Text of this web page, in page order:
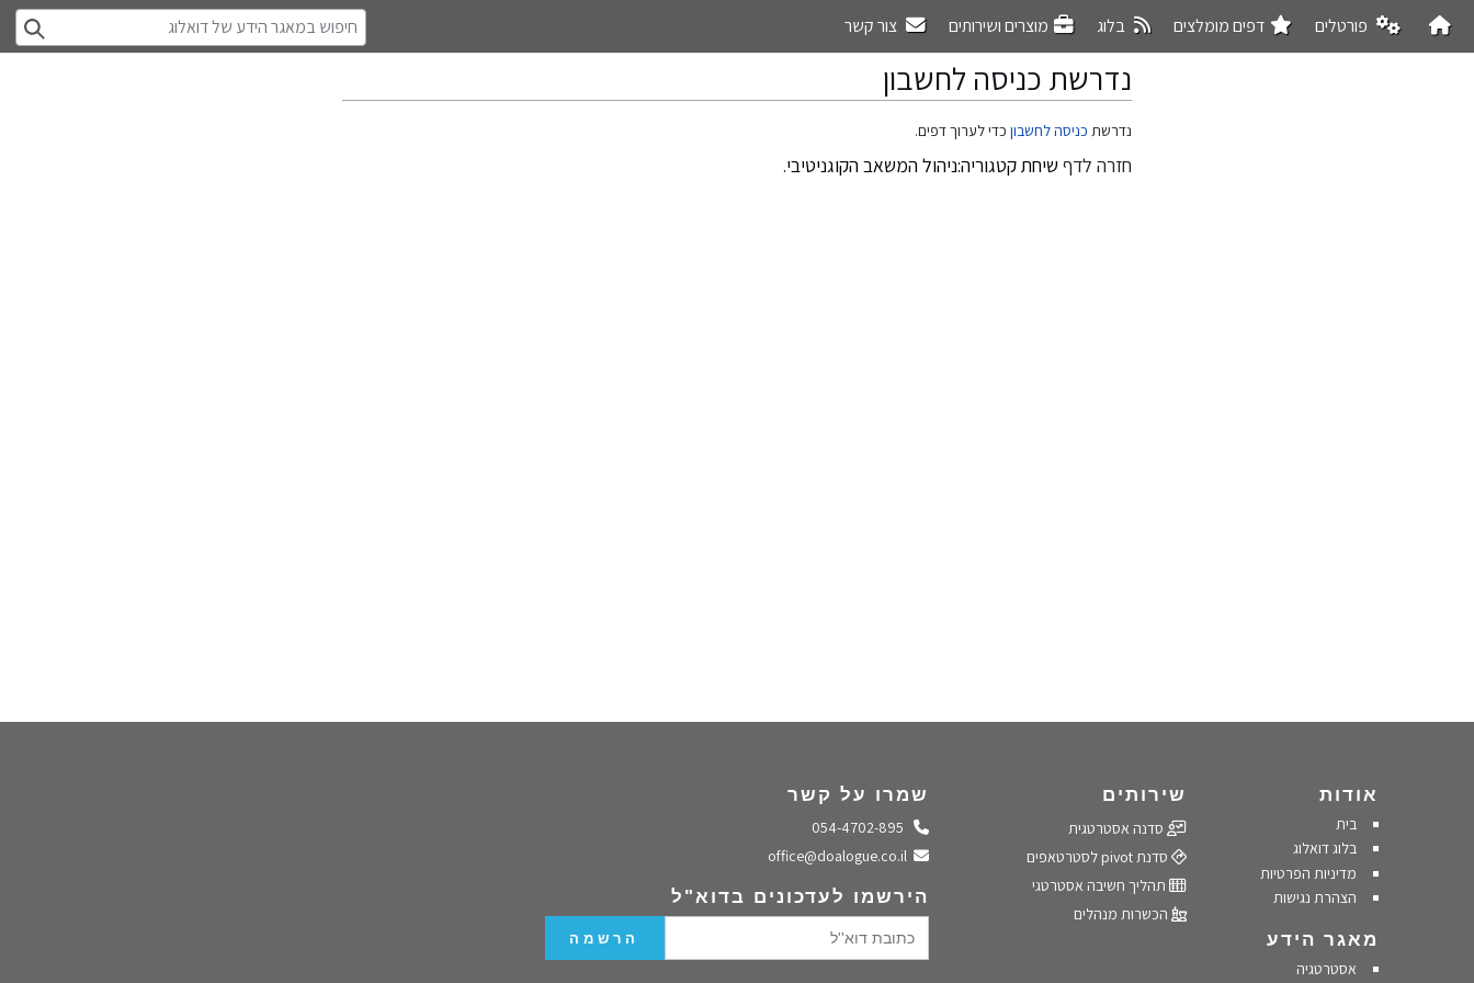
פורטלים דפים מומלצים בלוג מוצרים ושירותים צור קשר
נדרשת כניסה לחשבון
קפיצה
קפיצה
נדרשת כניסה לחשבון כדי לערוך דפים.
חזרה לדף שיחת קטגוריה:ניהול המשאב הקוגניטיבי.
אודות
בית
בלוג דואלוג
מדיניות הפרטיות
הצהרת נגישות
מאגר הידע
אסטרטגיה
שירותים
סדנה אסטרטגית
סדנת pivot לסטרטאפים
תהליך חשיבה אסטרטגי
הכשרות מנהלים
שמרו על קשר
התקשרו אלינו
שלחו מייל
הירשמו לעדכונים בדוא"ל